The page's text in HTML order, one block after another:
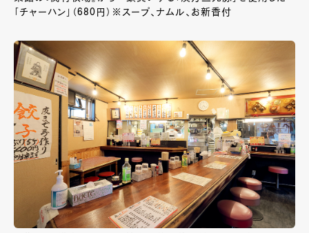
「チャーハン」（680円）※スープ、ナムル、お新香付